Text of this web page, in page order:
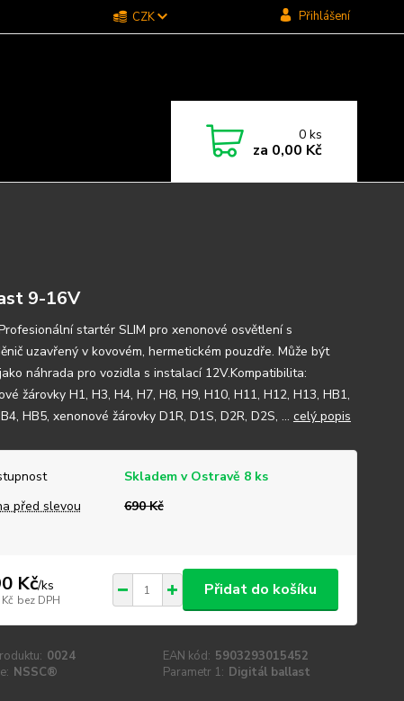
CZK Přihlášení
0ks
za 0,00 Kč
9-16V
startér SLIM pro xenonové osvětlení s
uzavřený v kovovém, hermetickém pouzdře. Může být
náhrada pro vozidla s instalací 12V.Kompatibilita:
žárovky H1, H3, H4, H7, H8, H9, H10, H11, H12, H13, HB1,
HB5, xenonové žárovky D1R, D1S, D2R, D2S, ... celý popis
Skladem v Ostravě 8 ks
před slevou
690 Kč
Kč/ks
bez DPH
Přidat do košíku
0024 EAN kód: 5903293015452
NSSC® Parametr 1: Digitál ballast